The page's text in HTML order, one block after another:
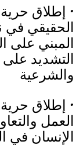
•
إطلاق
الحقيقي في
المبني على
التشديد على
والشرعية
•
إطلاق
العمل
الإنسان في